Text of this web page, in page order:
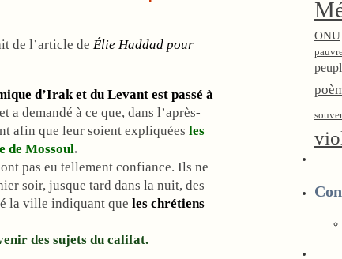
de l’article de Élie Haddad pour
d’Irak et du Levant est passé à
et a demandé à ce que, dans l’après-
afin que leur soient expliquées les
de Mossoul.
pas eu tellement confiance. Ils ne
soir, jusque tard dans la nuit, des
la ville indiquant que les chrétiens
des sujets du califat.
ONU